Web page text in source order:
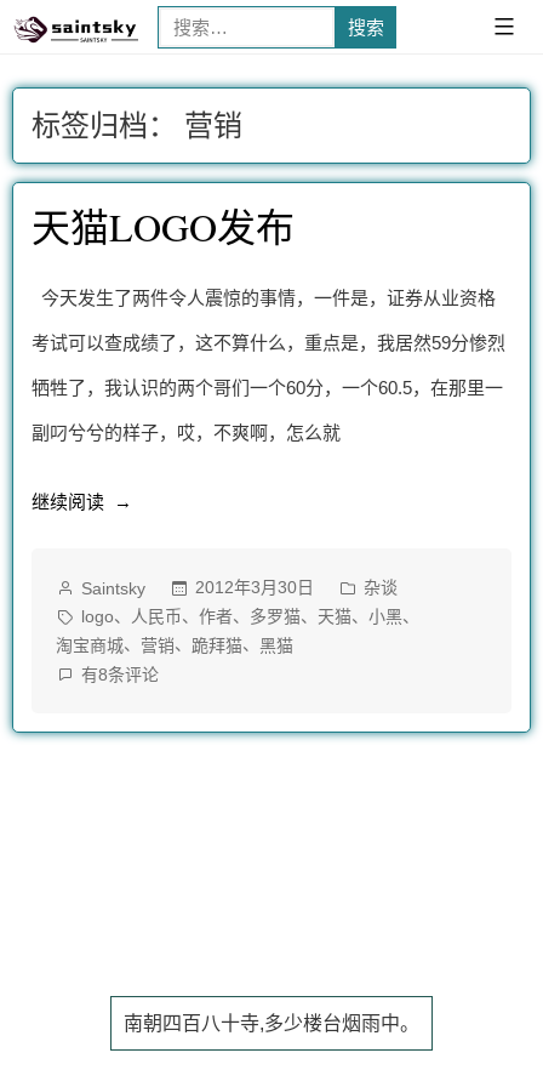
搜
索：
已
展
标签归档： 营销
天猫LOGO发布
今天发生了两件令人震惊的事情，一件是，证券从业资格
考试可以查成绩了，这不算什么，重点是，我居然59分惨烈
牺牲了，我认识的两个哥们一个60分，一个60.5，在那里一
副叼兮兮的样子，哎，不爽啊，怎么就
继续阅读“天
LOGO
发
布”
作
者：
Saintsky 2012年3月30日
发
布
杂谈
标
签：
logo、 人民币、 作者、 多罗猫、 天猫、 小黑、
淘宝商城、 营销、 跪拜猫、 黑猫
天
LOGO
有8条评论
Copyright © 2011 - 2025 Saintsky
南朝四百八十寺,多少楼台烟雨中。